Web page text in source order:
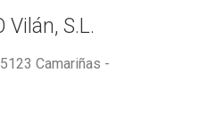
Vilán, S.L.
Camariñas -